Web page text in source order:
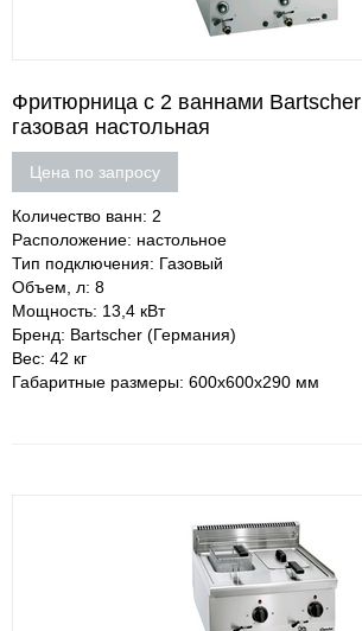
Фритюрница с 2 ваннами
газовая настольная
Цена по запросу
Количество ванн: 2
Расположение: настольное
Тип подключения: Газовый
Объем, л: 8
Мощность: 13,4 кВт
Бренд: Bartscher (Германия)
Вес: 42 кг
Габаритные размеры: 600х600х290 мм